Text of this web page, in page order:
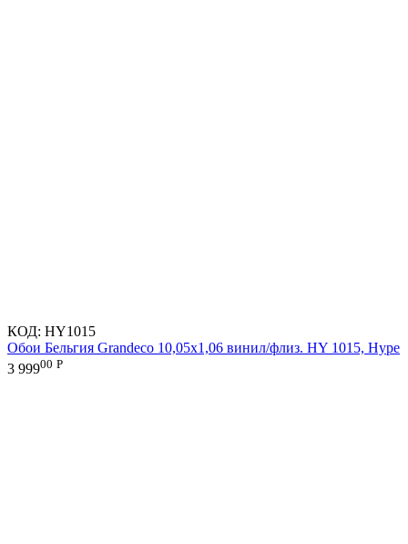
КОД: HY1015
Обои Бельгия Grandeco 10,05х1,06 винил/флиз. HY 1015, Hype
3 99900 Р